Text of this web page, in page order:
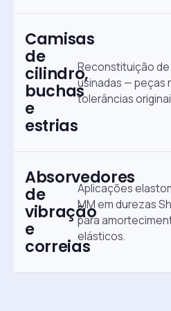
Camisas
de
cilindro,
buchas
e
estrias
Reconstituição
usinadas — peças
tolerâncias
Absorvedores
de
vibração
e
correias
Aplicações
MM em durezas
para
elásticos.